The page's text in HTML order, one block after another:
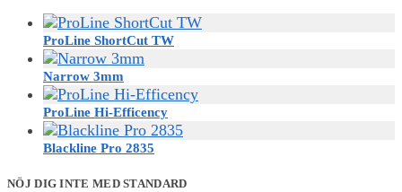
ProLine ShortCut TW
Narrow 3mm
ProLine Hi-Efficency
Blackline Pro 2835
NÖJ DIG INTE MED STANDARD